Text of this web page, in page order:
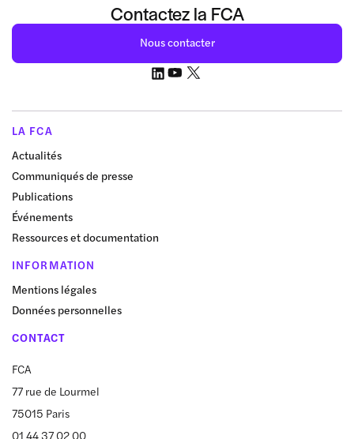
Contactez la FCA
Nous contacter
LA FCA
Actualités
Communiqués de presse
Publications
Événements
Ressources et documentation
INFORMATION
Mentions légales
Données personnelles
CONTACT
FCA
77 rue de Lourmel
75015 Paris
01 44 37 02 00